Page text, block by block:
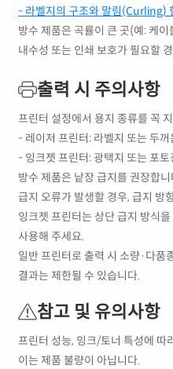
- 라벨지의 구조와 말림(Curling)
방수 제품은 곡률이 큰 곳(예: 케
내수성 또는 인쇄 보호가 필요할
출력 시 주의사항
프린터 설정에서 용지 종류를 꼭
- 레이저 프린터: 라벨지 또는 두꺼
- 잉크젯 프린터: 광택지 또는 포토
방수 제품은 낱장 급지를 권장합니
급지 오류가 발생할 경우, 급지 방
잉크젯 프린터는 상단 급지 방식
사용해 주세요.
일반 프린터로 출력 시 소량·다품
결과는 제한될 수 있습니다.
참고 및 유의사항
프린터 성능, 잉크/토너 특성에 따
이는 제품 불량이 아닙니다.